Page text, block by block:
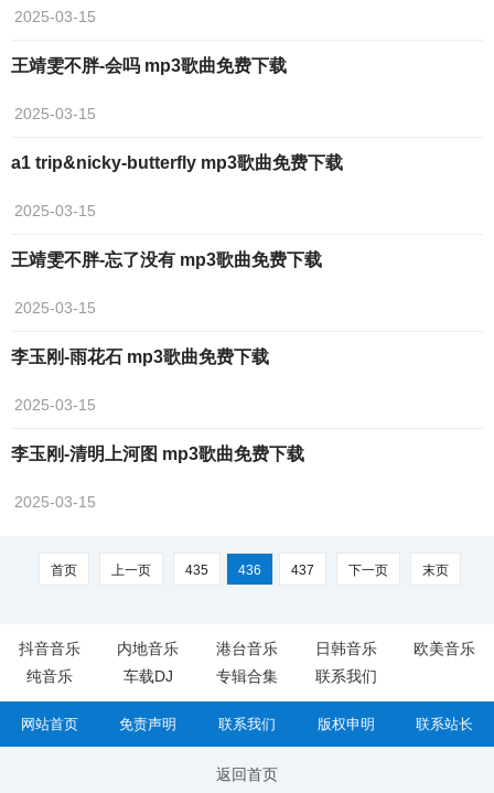
2025-03-15
王靖雯不胖-会吗 mp3歌曲免费下载
2025-03-15
a1 trip&nicky-butterfly mp3歌曲免费下载
2025-03-15
王靖雯不胖-忘了没有 mp3歌曲免费下载
2025-03-15
李玉刚-雨花石 mp3歌曲免费下载
2025-03-15
李玉刚-清明上河图 mp3歌曲免费下载
2025-03-15
首页 上一页 435 436 437 下一页 末页
抖音音乐 内地音乐 港台音乐 日韩音乐
欧美音乐
纯音乐
车载DJ 专辑合集 联系我们
网站首页 免责声明 联系我们 版权申明 联系站长
返回首页